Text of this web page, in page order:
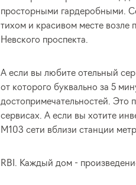
просторными гардеробными.
тихом и красивом месте возле
Невского проспекта.
А если вы любите отельный
от которого буквально за 5
достопримечательностей. Это
сервисах. А если вы хотите
M103 сети вблизи станции
RBI. Каждый дом -